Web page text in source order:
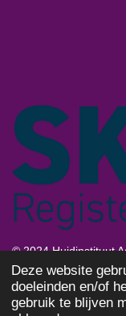
Deze website
doeleinden en/of
gebruik te blijven
© 2024 Huidinstituut
Voorwaarden-
Powered byJouwWeb